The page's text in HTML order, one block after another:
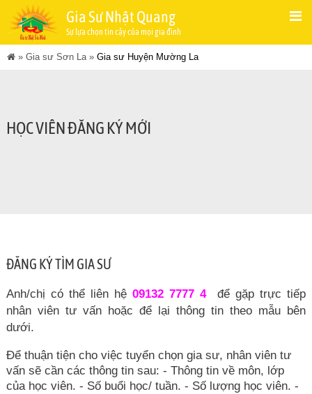
Gia Sư Nhật Quang
Sự lựa chọn tin cậy của mọi gia đình
» Gia sư Sơn La» Gia sư Huyện Mường La
HỌC VIÊN ĐĂNG KÝ MỚI
ĐĂNG KÝ TÌM GIA SƯ
Anh/chị có thể liên hệ 09132 7777 4
để gặp trực tiếp
nhân viên tư vấn hoặc để lại thông tin theo mẫu bên
dưới.
Để thuận tiện cho việc tuyển chọn gia sư, nhân viên tư
vấn sẽ cần các thông tin sau: - Thông tin về môn, lớp
của học viên. - Số buổi học/ tuần. - Số lượng học viên. -